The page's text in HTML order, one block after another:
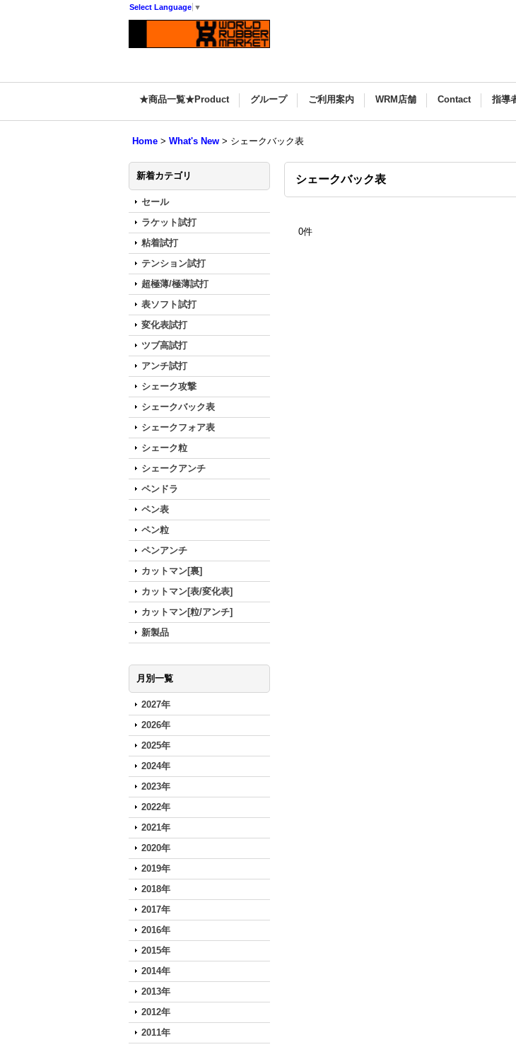
Select Language ▼
★商品一覧★Product グループ ご利用案内 WRM店舗 Contact 指導
Home > What's New > シェークバック表
新着カテゴリ
セール
ラケット試打
粘着試打
テンション試打
超極薄/極薄試打
表ソフト試打
変化表試打
ツブ高試打
アンチ試打
シェーク攻撃
シェークバック表
シェークフォア表
シェーク粒
シェークアンチ
ペンドラ
ペン表
ペン粒
ペンアンチ
カットマン[裏]
カットマン[表/変化表]
カットマン[粒/アンチ]
新製品
月別一覧
2027年
2026年
2025年
2024年
2023年
2022年
2021年
2020年
2019年
2018年
2017年
2016年
2015年
2014年
2013年
2012年
2011年
シェークバック表
0件